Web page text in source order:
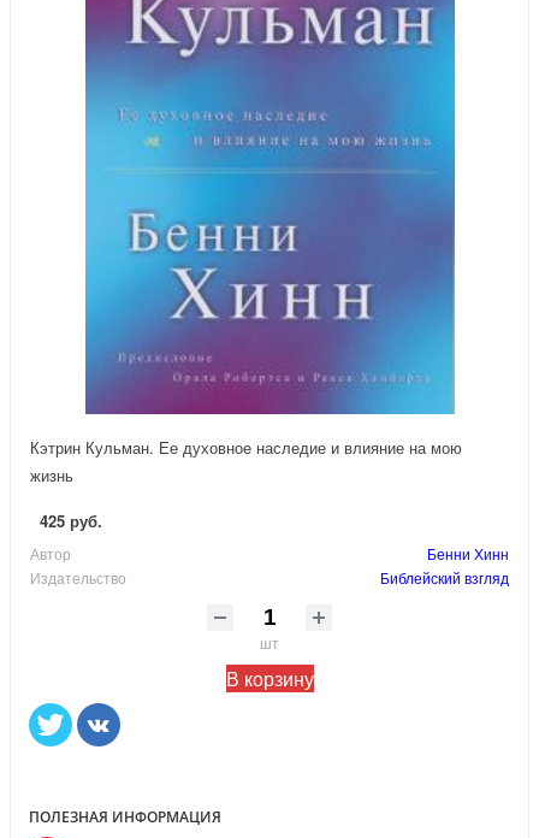
Кэтрин Кульман. Ее духовное наследие и влияние на мою
жизнь
425 руб.
Автор
Бенни Хинн
Издательство
Библейский взгляд
шт
В корзину
ПОЛЕЗНАЯ ИНФОРМАЦИЯ